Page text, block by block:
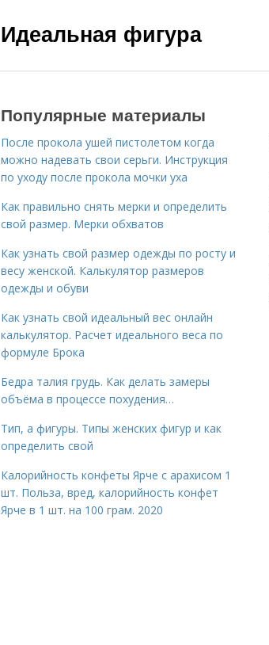
Идеальная фигура
Популярные материалы
После прокола ушей пистолетом когда
можно надевать свои серьги. Инструкция
по уходу после прокола мочки уха
Как правильно снять мерки и определить
свой размер. Мерки обхватов
Как узнать свой размер одежды по росту и
весу женской. Калькулятор размеров
одежды и обуви
Как узнать свой идеальный вес онлайн
калькулятор. Расчет идеального веса по
формуле Брока
Бедра талия грудь. Как делать замеры
объёма в процессе похудения…
Тип, а фигуры. Типы женских фигур и как
определить свой
Калорийность конфеты Ярче с арахисом 1
шт. Польза, вред, калорийность конфет
Ярче в 1 шт. на 100 грам. 2020